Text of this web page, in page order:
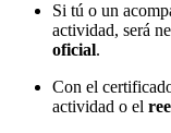
Si tú o un
actividad, será
oficial.
Con el
actividad o el